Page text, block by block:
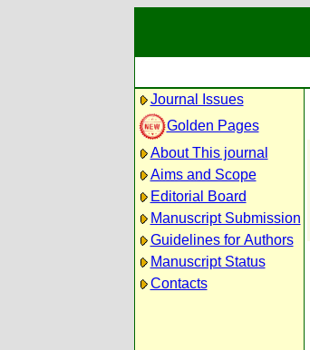
Journal Issues
Golden Pages
About This journal
Aims and Scope
Editorial Board
Manuscript Submission
Guidelines for Authors
Manuscript Status
Contacts